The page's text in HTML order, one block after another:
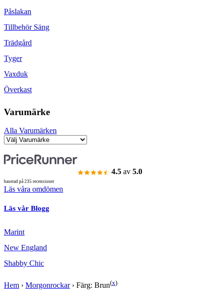
Påslakan
Tillbehör Säng
Trädgård
Tyger
Vaxduk
Överkast
Varumärke
Alla Varumärken
4.5 av 5.0
baserad på 235 recensioner
Läs våra omdömen
Läs vår Blogg
Marint
New England
Shabby Chic
Hem › Morgonrockar› Färg: Brun(x)